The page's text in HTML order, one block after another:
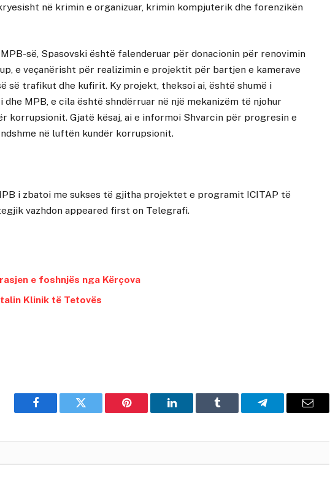
në krimin e organizuar, krimin kompjuterik dhe forenzikën
së, Spasovski është falenderuar për donacionin për renovimin
e veçanërisht për realizimin e projektit për bartjen e kamerave
së trafikut dhe kufirit. Ky projekt, theksoi ai, është shumë i
MPB, e cila është shndërruar në një mekanizëm të njohur
korrupsionit. Gjatë kësaj, ai e informoi Shvarcin për progresin e
në luftën kundër korrupsionit.
i zbatoi me sukses të gjitha projektet e programit ICITAP të
vazhdon appeared first on Telegrafi.
e foshnjës nga Kërçova
Klinik të Tetovës
Facebook Twitter Pinterest LinkedIn Tumblr Telegram Email